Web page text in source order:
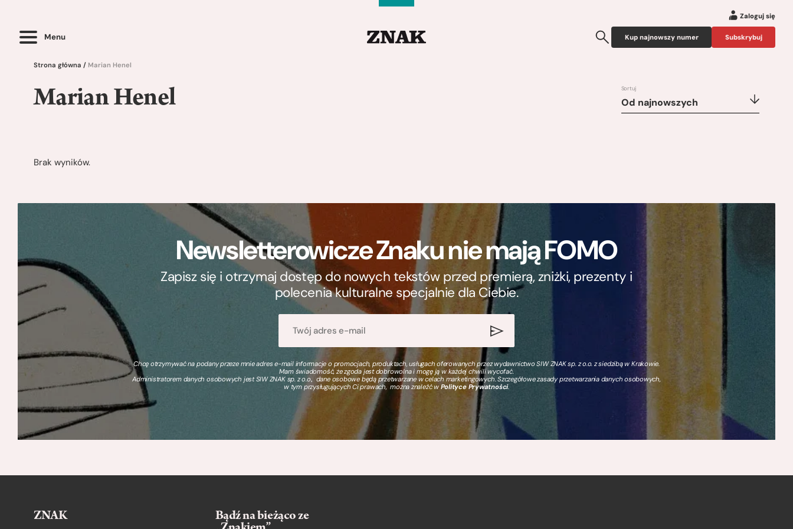
Menu
Zaloguj się
Kup najnowszy numer Subskrybuj
Strona główna / Marian Henel
Marian Henel Sortuj
Od najnowszych
Brak wyników.
Newsletterowicze Znaku nie mają FOMO
Zapisz się i otrzymaj dostęp do nowych tekstów przed premierą, zniżki, prezenty i
polecenia kulturalne specjalnie dla Ciebie.
Chcę otrzymywać na podany przeze mnie adres e-mail informacje o promocjach, produktach, usługach oferowanych przez wydawnictwo SIW ZNAK sp. z o.o. z siedzibą w Krakowie.
Mam świadomość, że zgoda jest dobrowolna i mogę ją w każdej chwili wycofać.
Administratorem danych osobowych jest SIW ZNAK sp. z o.o., dane osobowe będą przetwarzane w celach marketingowych. Szczegółowe zasady przetwarzania danych osobowych,
w tym przysługujących Ci prawach, można znaleźć wPolityce Prywatności.
ZNAK
Bądź na bieżąco ze